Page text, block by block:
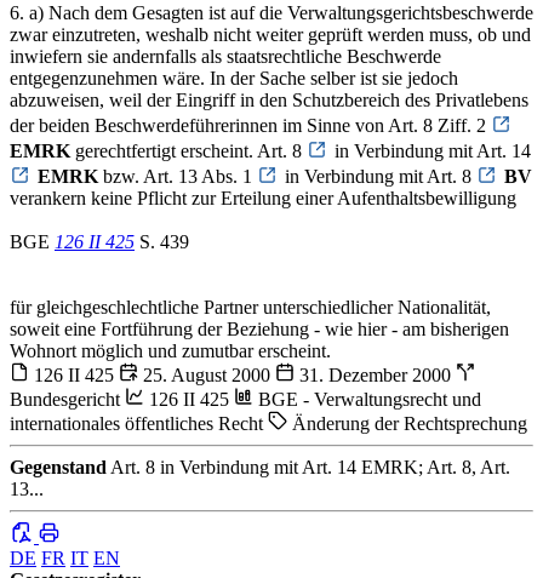
6. a) Nach dem Gesagten ist auf die Verwaltungsgerichtsbeschwerde
zwar einzutreten, weshalb nicht weiter geprüft werden muss, ob und
inwiefern sie andernfalls als staatsrechtliche Beschwerde
entgegenzunehmen wäre. In der Sache selber ist sie jedoch
abzuweisen, weil der Eingriff in den Schutzbereich des Privatlebens
der beiden Beschwerdeführerinnen im Sinne von Art. 8 Ziff. 2
EMRK gerechtfertigt erscheint. Art. 8
in Verbindung mit Art. 14
EMRK bzw. Art. 13 Abs. 1 in Verbindung mit Art. 8
BV
verankern keine Pflicht zur Erteilung einer Aufenthaltsbewilligung
BGE 126 II 425 S. 439
für gleichgeschlechtliche Partner unterschiedlicher Nationalität,
soweit eine Fortführung der Beziehung - wie hier - am bisherigen
Wohnort möglich und zumutbar erscheint.
126 II 425
25. August 2000
31. Dezember 2000
Bundesgericht
126 II 425
BGE - Verwaltungsrecht und
internationales öffentliches Recht
Änderung der Rechtsprechung
Gegenstand Art. 8 in Verbindung mit Art. 14 EMRK; Art. 8, Art.
13...
DE FR IT EN